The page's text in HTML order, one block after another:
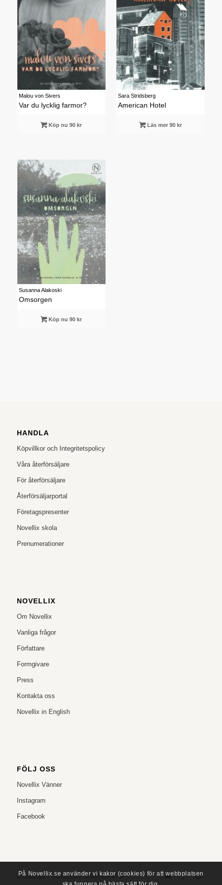
Malou von Sivers
Var du lycklig farmor?
Köp nu 90 kr
Sara Stridsberg
American Hotel
Läs mer 90 kr
Susanna Alakoski
Omsorgen
Köp nu 90 kr
HANDLA
Köpvillkor och Integritetspolicy
Våra återförsäljare
För återförsäljare
Återförsäljarportal
Företagspresenter
Novellix skola
Prenumerationer
NOVELLIX
Om Novellix
Vanliga frågor
Författare
Formgivare
Press
Kontakta oss
Novellix in English
FÖLJ OSS
Novellix Vänner
Instagram
Facebook
© Copyright – NOVELLIXinfo@novellix.se
På Novellix.se använder vi kakor (cookies) för att webbplatsen